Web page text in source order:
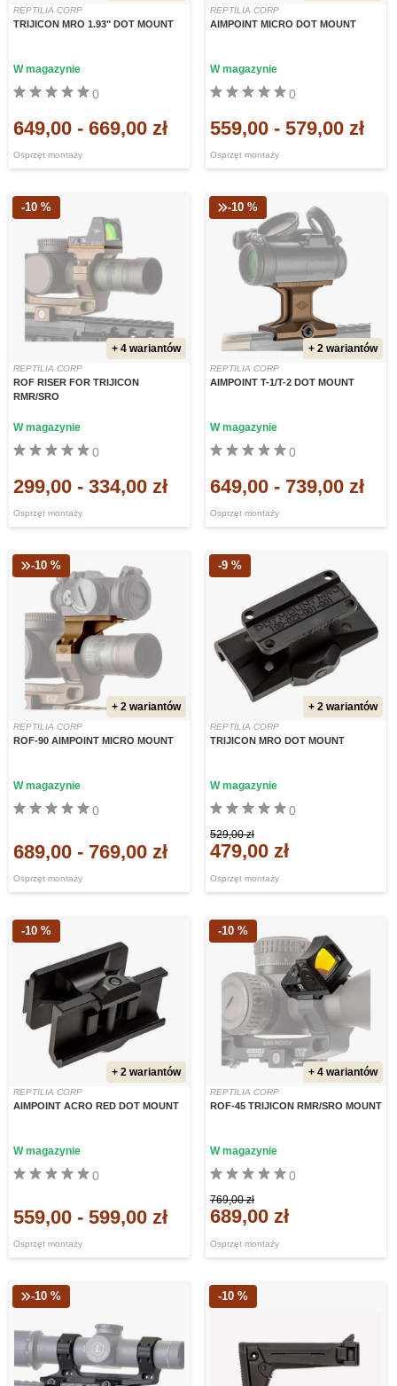
REPTILIA CORP
TRIJICON MRO 1.93" DOT MOUNT
Osprzęt montaży
0
W magazynie
649,00 - 669,00 zł
REPTILIA CORP
AIMPOINT MICRO DOT MOUNT
Osprzęt montaży
0
W magazynie
559,00 - 579,00 zł
-10 %
+ 4 wariantów
REPTILIA CORP
ROF RISER FOR TRIJICON
RMR/SRO
Osprzęt montaży
0
W magazynie
299,00 - 334,00 zł
-10 %
+ 2 wariantów
REPTILIA CORP
AIMPOINT T-1/T-2 DOT MOUNT
Osprzęt montaży
0
W magazynie
649,00 - 739,00 zł
-10 %
+ 2 wariantów
REPTILIA CORP
ROF-90 AIMPOINT MICRO MOUNT
Osprzęt montaży
0
W magazynie
689,00 - 769,00 zł
-9 %
+ 2 wariantów
REPTILIA CORP
TRIJICON MRO DOT MOUNT
Osprzęt montaży
0
W magazynie
529,00 zł
479,00 zł
-10 %
+ 2 wariantów
REPTILIA CORP
AIMPOINT ACRO RED DOT MOUNT
Osprzęt montaży
0
W magazynie
559,00 - 599,00 zł
-10 %
+ 4 wariantów
REPTILIA CORP
ROF-45 TRIJICON RMR/SRO MOUNT
Osprzęt montaży
0
W magazynie
769,00 zł
689,00 zł
-10 % -10 %